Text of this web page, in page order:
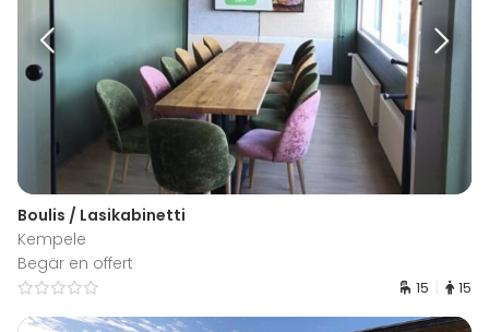
Boulis / Lasikabinetti
Kempele
Begär en offert
15 15